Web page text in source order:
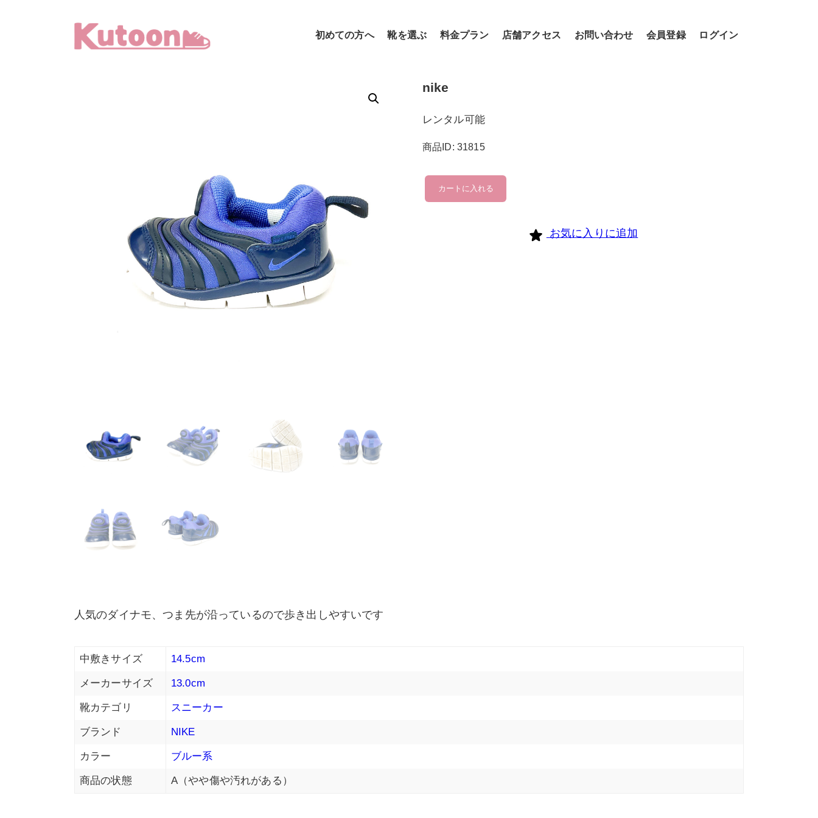
初めての方へ 靴を選ぶ 料金プラン 店舗アクセス お問い合わせ 会員登録 ログイン
nike
レンタル可能
商品ID: 31815
nike
個
カートに入れる
お気に入りに追加
人気のダイナモ、つま先が沿っているので歩き出しやすいです
中敷きサイズ 14.5cm
メーカーサイズ 13.0cm
靴カテゴリ スニーカー
ブランド NIKE
カラー ブルー系
商品の状態 A（やや傷や汚れがある）